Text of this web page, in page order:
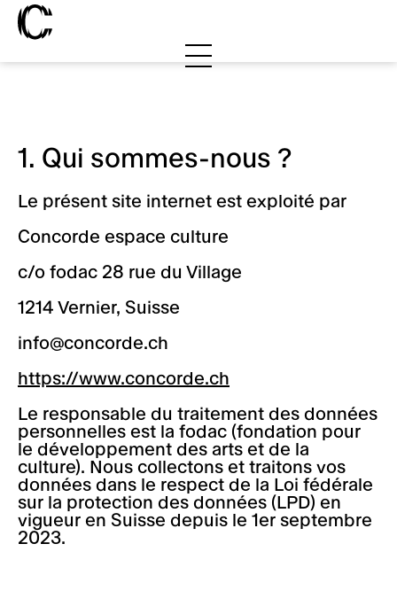
Aller au contenu principal
Centre culturel
Entités résidentes
Équipes
Actualités
Programmation
Saison 2026-2027
Calendrier
Artistes
Billetterie et tarifs
Carte mélimélo
Espaces
Espaces à louer et à privatiser
Restaurant
Hôtel
Logements
Soutenir
Devenir mécène(ouvre une
Mécènes et partenaires
Billetterie et réservations
Informations pratiques
Accessibilité
Vous êtes ici:
Accueil
Politique de confidentialité
1. Qui sommes-nous ?
Le présent site internet est exploité par
Concorde espace culture
c/o fodac 28 rue du Village
1214 Vernier, Suisse
info@concorde.ch
https://www.concorde.ch
Le responsable du traitement des données
personnelles est la fodac (fondation pour
le développement des arts et de la
culture). Nous collectons et traitons vos
données dans le respect de la Loi fédérale
sur la protection des données (LPD) en
vigueur en Suisse depuis le 1er septembre
2023.